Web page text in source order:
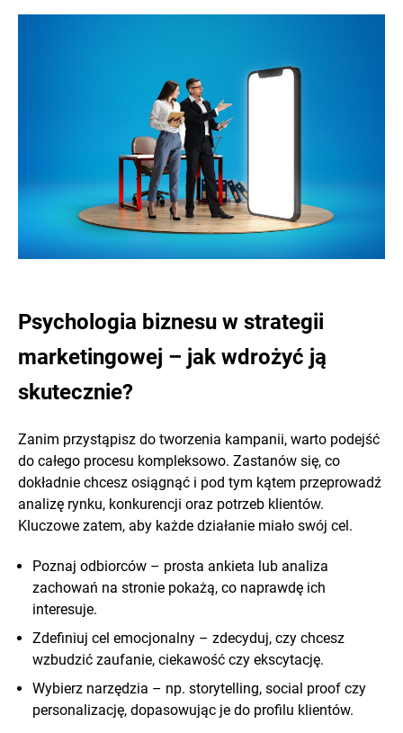
Psychologia biznesu w strategii
marketingowej – jak wdrożyć ją
skutecznie?
Zanim przystąpisz do tworzenia kampanii, warto podejść
do całego procesu kompleksowo. Zastanów się, co
dokładnie chcesz osiągnąć i pod tym kątem przeprowadź
analizę rynku, konkurencji oraz potrzeb klientów.
Kluczowe zatem, aby każde działanie miało swój cel.
Poznaj odbiorców – prosta ankieta lub analiza
zachowań na stronie pokażą, co naprawdę ich
interesuje.
Zdefiniuj cel emocjonalny – zdecyduj, czy chcesz
wzbudzić zaufanie, ciekawość czy ekscytację.
Wybierz narzędzia – np. storytelling, social proof czy
personalizację, dopasowując je do profilu klientów.